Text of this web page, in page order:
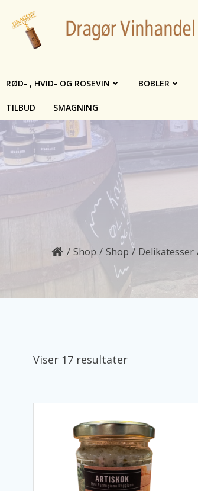
indhold
RØD- , HVID- OG ROSEVIN BOBLER
TILBUD SMAGNING
Shop Shop Delikatesser
Viser 17 resultater